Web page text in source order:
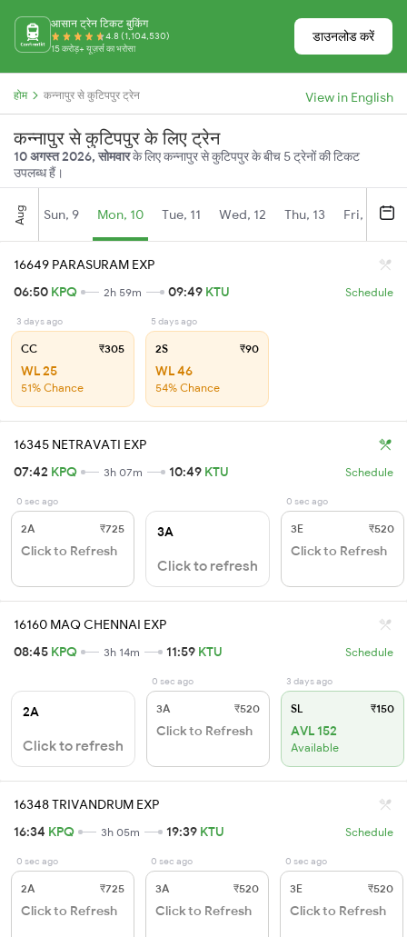
आसान ट्रेन टिकट बुकिंग
4.8 (1,104,530)
15 करोड़+ यूज़र्स का भरोसा
डाउनलोड करें
होम कन्नापुर से कुटिपपुर ट्रेन View in English
कन्नापुर से कुटिपपुर के लिए ट्रेन
10 अगस्त 2026, सोमवारके लिए कन्नापुर से कुटिपपुर के बीच 5 ट्रेनों की टिकट
उपलब्ध हैं।
Aug Sun, 9 Mon, 10 Tue, 11 Wed, 12 Thu, 13 Fri, 14
16649 PARASURAM EXP
06:50 KPQ 2h 59m 09:49 KTU Schedule
3 days ago
CC ₹305
WL 25
51% Chance
5 days ago
2S ₹90
WL 46
54% Chance
16345 NETRAVATI EXP
07:42 KPQ 3h 07m 10:49 KTU Schedule
0 sec ago
2A ₹725
Click to Refresh
3A
Click to refresh
0 sec ago
3E ₹520
Click to Refresh
16160 MAQ CHENNAI EXP
08:45 KPQ 3h 14m 11:59 KTU Schedule
2A
Click to refresh
0 sec ago
3A ₹520
Click to Refresh
3 days ago
SL ₹150
AVL 152
Available
16348 TRIVANDRUM EXP
16:34 KPQ 3h 05m 19:39 KTU Schedule
0 sec ago
2A ₹725
Click to Refresh
0 sec ago
3A ₹520
Click to Refresh
0 sec ago
3E ₹520
Click to Refresh